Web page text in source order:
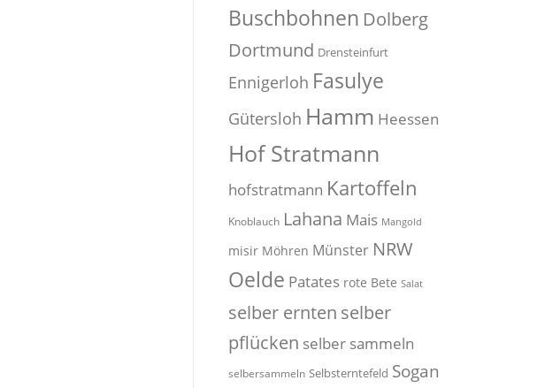
Buschbohnen Dolberg
Dortmund Drensteinfurt
Ennigerloh Fasulye
Gütersloh Hamm Heessen
Hof Stratmann
hofstratmann Kartoffeln
Knoblauch Lahana Mais Mangold
misir Möhren Münster NRW
Oelde Patates rote Bete Salat
selber ernten selber
pflücken selber sammeln
selbersammeln Selbsterntefeld Sogan